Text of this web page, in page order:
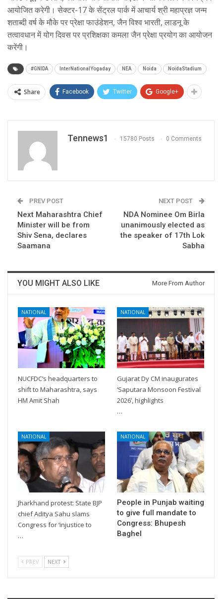
आयोजित करेगी। सेक्टर-17 के सेंट्रल पार्क में आचार्य श्री महाप्रज्ञ जन्म
शताब्दी वर्ष के मौके पर प्रेक्षा फाउंडेशन, जैन विश्व भारती, लाडनू के
तत्वावधान में योग दिवस पर प्रशिक्षका कमला जैन प्रेक्षा प्रयोग का आयोजन
करेंगी।
#GNIDA InterNationalYogaday NEA Noida NoidaStadium
Share Facebook Twitter Google+
Tennews1 15780 Posts 0 Comments
PREV POST
Next Maharashtra Chief
Minister will be from
Shiv Sena, declares
Saamana
NEXT POST
NDA Nominee Om Birla
unanimously elected as
the speaker of 17th Lok
Sabha
YOU MIGHT ALSO LIKE More From Author
NATIONAL
NUCFDC’s headquarters to
shift to Maharashtra, says
HM Amit Shah
NATIONAL
Gujarat Dy CM inaugurates
‘Saputara Monsoon Festival
2026’, highlights
…
NATIONAL
Jharkhand protest: State BJP
chief Aditya Sahu slams
Congress for ‘injustice to
…
NATIONAL
People in Punjab waiting
to give full mandate to
Congress: Bhupesh
Baghel
PREV NEXT